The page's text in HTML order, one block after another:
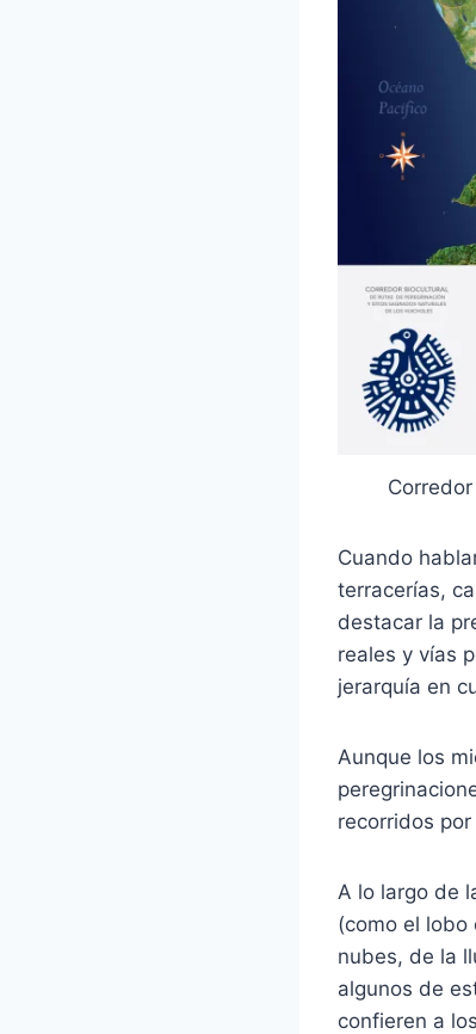
Cuando
terracerías,
destacar la
reales y vías
jerarquía en
Aunque los
recorridos
A lo largo de
(como el lobo
nubes, de la
algunos de
confieren a